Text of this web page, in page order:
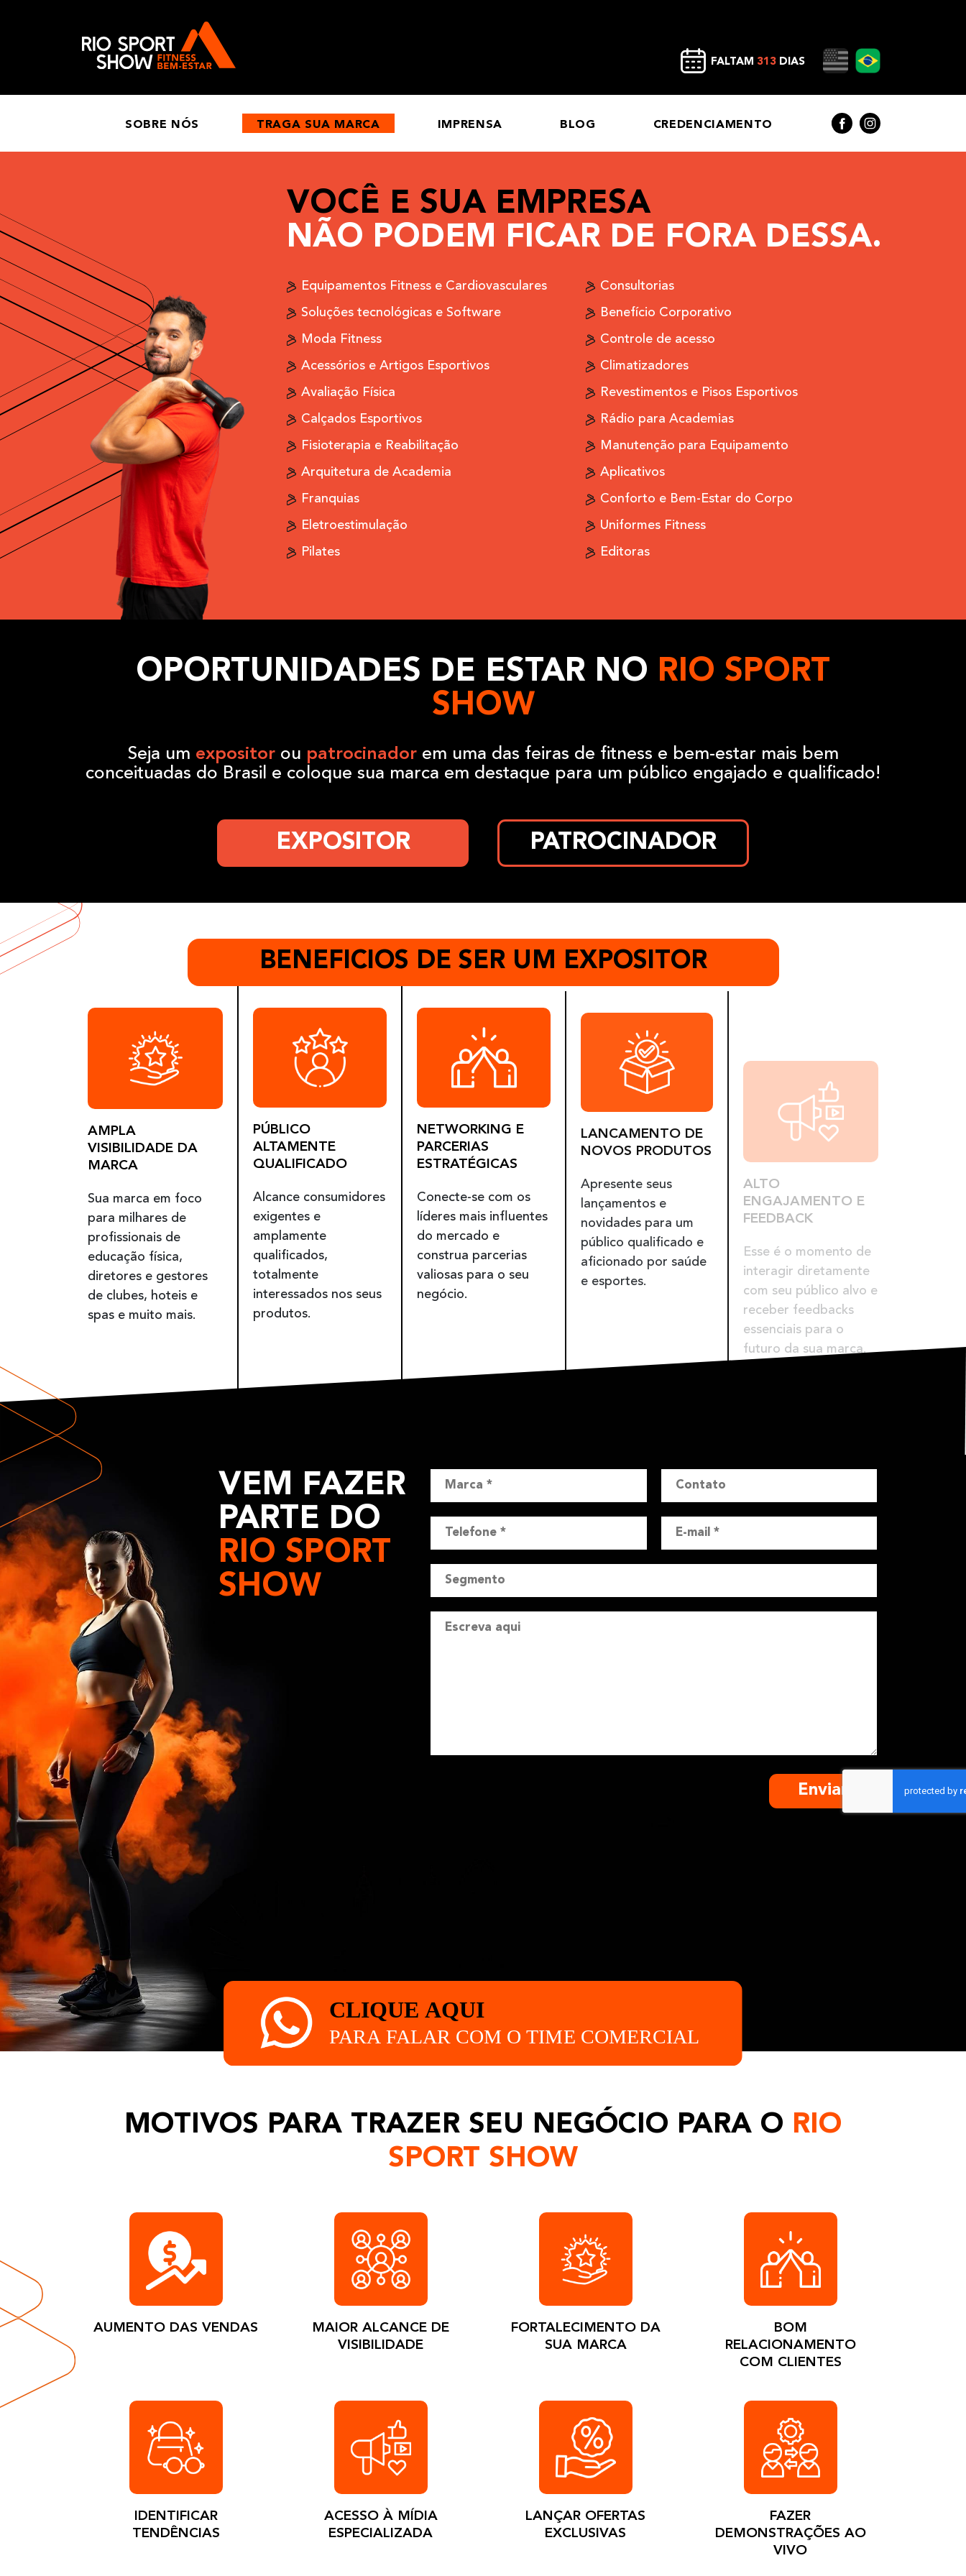
FALTAM 313 DIAS
SOBRE NÓS TRAGA SUA MARCA IMPRENSA BLOG CREDENCIAMENTO
VOCÊ E SUA EMPRESA
NÃO PODEM FICAR DE FORA DESSA.
Equipamentos Fitness e Cardiovasculares
Soluções tecnológicas e Software
Moda Fitness
Acessórios e Artigos Esportivos
Avaliação Física
Calçados Esportivos
Fisioterapia e Reabilitação
Arquitetura de Academia
Franquias
Eletroestimulação
Pilates
Consultorias
Benefício Corporativo
Controle de acesso
Climatizadores
Revestimentos e Pisos Esportivos
Rádio para Academias
Manutenção para Equipamento
Aplicativos
Conforto e Bem-Estar do Corpo
Uniformes Fitness
Editoras
OPORTUNIDADES DE ESTAR NO RIO SPORT
SHOW
Seja um expositorou patrocinadorem uma das feiras de fitness e bem-estar mais bem
conceituadas do Brasil e coloque sua marca em destaque para um público engajado e qualificado!
EXPOSITOR PATROCINADOR
BENEFICIOS DE SER UM EXPOSITOR
AMPLA
VISIBILIDADE DA
MARCA
Sua marca em foco
para milhares de
profissionais de
educação física,
diretores e gestores
de clubes, hoteis e
spas e muito mais.
PÚBLICO
ALTAMENTE
QUALIFICADO
Alcance consumidores
exigentes e
amplamente
qualificados,
totalmente
interessados nos seus
produtos.
NETWORKING E
PARCERIAS
ESTRATÉGICAS
Conecte-se com os
líderes mais influentes
do mercado e
construa parcerias
valiosas para o seu
negócio.
LANCAMENTO DE
NOVOS PRODUTOS
Apresente seus
lançamentos e
novidades para um
público qualificado e
aficionado por saúde
e esportes.
FEEDBACK
Esse é o momento de
interagir diretamente
receber feedbacks
essenciais para o
futuro da sua marca.
VEM FAZER
PARTE DO
RIO SPORT
SHOW
Enviar
MOTIVOS PARA TRAZER SEU NEGÓCIO PARA O RIO
SPORT SHOW
AUMENTO DAS VENDAS
MAIOR ALCANCE DE
VISIBILIDADE
FORTALECIMENTO DA
SUA MARCA
BOM
RELACIONAMENTO
COM CLIENTES
IDENTIFICAR
TENDÊNCIAS
ACESSO À MÍDIA
ESPECIALIZADA
LANÇAR OFERTAS
EXCLUSIVAS
FAZER
DEMONSTRAÇÕES AO
VIVO